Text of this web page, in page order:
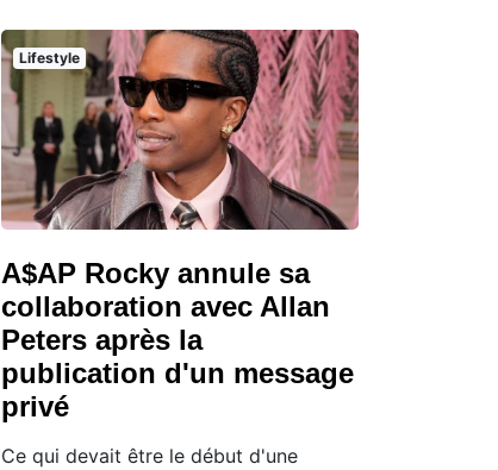
Lifestyle
A$AP Rocky annule sa
collaboration avec Allan
Peters après la
publication d'un message
privé
Ce qui devait être le début d'une